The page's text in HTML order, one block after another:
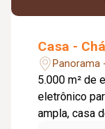
Casa -
Panorama
5.000 m² de
eletrônico
ampla, casa